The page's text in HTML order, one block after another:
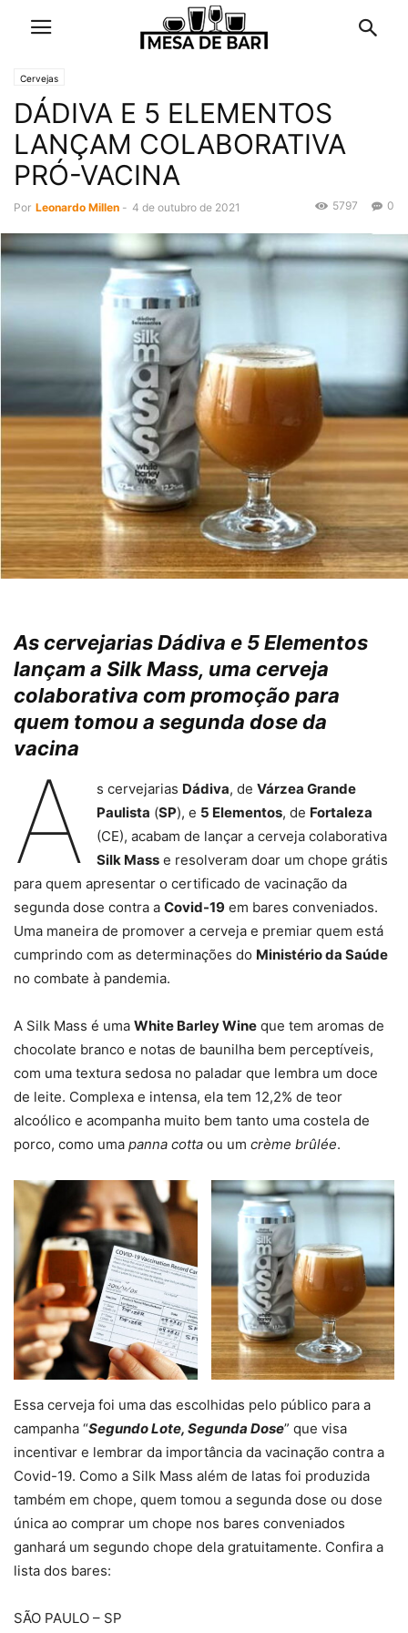
Cervejas
DÁDIVA E 5 ELEMENTOS
LANÇAM COLABORATIVA
PRÓ-VACINA
Por Leonardo Millen - 4 de outubro de 2021 0
5797
As cervejarias Dádiva e 5 Elementos
lançam a Silk Mass, uma cerveja
colaborativa com promoção para
quem tomou a segunda dose da
vacina
A s cervejarias Dádiva, de Várzea Grande
Paulista (SP), e 5 Elementos, de Fortaleza
(CE), acabam de lançar a cerveja colaborativa
Silk Masse resolveram doar um chope grátis
para quem apresentar o certificado de vacinação da
segunda dose contra a Covid-19 em bares conveniados.
Uma maneira de promover a cerveja e premiar quem está
cumprindo com as determinações do Ministério da Saúde
no combate à pandemia.
A Silk Mass é uma White Barley Wine que tem aromas de
chocolate branco e notas de baunilha bem perceptíveis,
com uma textura sedosa no paladar que lembra um doce
de leite. Complexa e intensa, ela tem 12,2% de teor
alcoólico e acompanha muito bem tanto uma costela de
porco, como uma panna cotta ou um crème brûlée.
Essa cerveja foi uma das escolhidas pelo público para a
campanha “Segundo Lote, Segunda Dose” que visa
incentivar e lembrar da importância da vacinação contra a
Covid-19. Como a Silk Mass além de latas foi produzida
também em chope, quem tomou a segunda dose ou dose
única ao comprar um chope nos bares conveniados
ganhará um segundo chope dela gratuitamente. Confira a
lista dos bares:
SÃO PAULO – SP